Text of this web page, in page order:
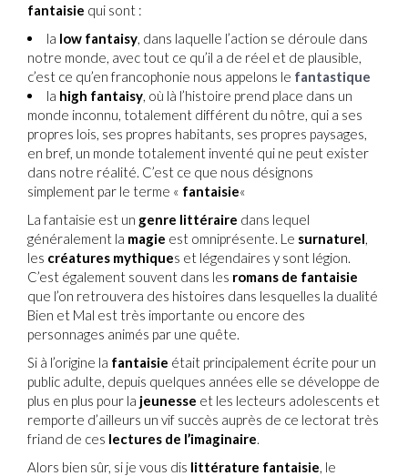
fantaisie qui sont :
la low fantaisy, dans laquelle l’action se déroule dans
notre monde, avec tout ce qu’il a de réel et de plausible,
c’est ce qu’en francophonie nous appelons le fantastique
la high fantaisy, où là l’histoire prend place dans un
monde inconnu, totalement différent du nôtre, qui a ses
propres lois, ses propres habitants, ses propres paysages,
en bref, un monde totalement inventé qui ne peut exister
dans notre réalité. C’est ce que nous désignons
simplement par le terme « fantaisie«
La fantaisie est un genre littéraire dans lequel
généralement la magie est omniprésente. Le surnaturel,
les créatures mythiques et légendaires y sont légion.
C’est également souvent dans les romans de fantaisie
que l’on retrouvera des histoires dans lesquelles la dualité
Bien et Mal est très importante ou encore des
personnages animés par une quête.
Si à l’origine la fantaisie était principalement écrite pour un
public adulte, depuis quelques années elle se développe de
plus en plus pour la jeunesse et les lecteurs adolescents et
remporte d’ailleurs un vif succès auprès de ce lectorat très
friand de ces lectures de l’imaginaire.
Alors bien sûr, si je vous dis littérature fantaisie, le